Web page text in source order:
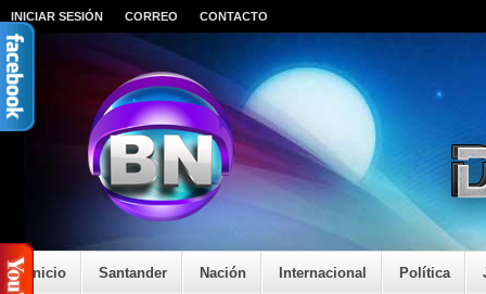
INICIAR SESIÓN CORREO CONTACTO
Inicio Santander Nación Internacional Política